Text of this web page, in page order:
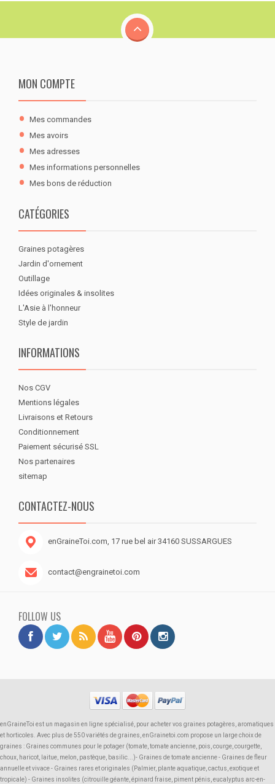
MON COMPTE
Mes commandes
Mes avoirs
Mes adresses
Mes informations personnelles
Mes bons de réduction
CATÉGORIES
Graines potagères
Jardin d'ornement
Outillage
Idées originales & insolites
L'Asie à l'honneur
Style de jardin
INFORMATIONS
Nos CGV
Mentions légales
Livraisons et Retours
Conditionnement
Paiement sécurisé SSL
Nos partenaires
sitemap
CONTACTEZ-NOUS
enGraineToi.com, 17 rue bel air 34160 SUSSARGUES
contact@engrainetoi.com
FOLLOW US
enGraineToi est un magasin en ligne spécialisé, pour acheter vos graines potagères, aromatiques
et horticoles. Avec plus de 550 variétés de graines, enGrainetoi.com propose un large choix de
graines : Graines communes pour le potager (tomate, tomate ancienne, pois, courge, courgette,
choux, haricot, laitue, melon, pastèque, basilic...)- Graines de tomate ancienne - Graines de fleur
annuelle et vivace - Graines rares et originales (Palmier, plante aquatique, cactus, exotique et
tropicale) - Graines insolites (citrouille géante, épinard fraise, piment pénis, eucalyptus arc-en-